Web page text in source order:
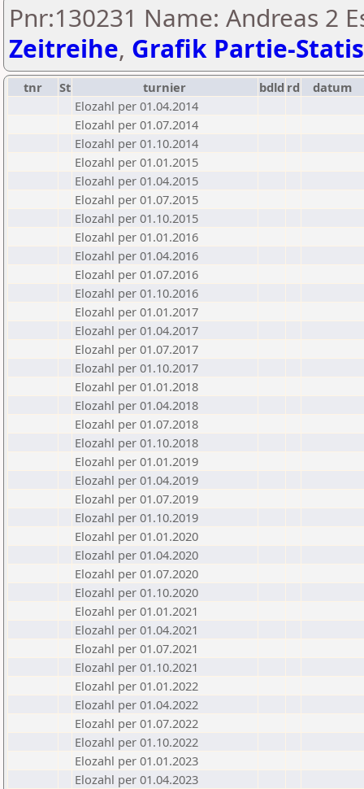
Pnr:130231 Name: Andreas 2
Zeitreihe, Grafik Partie-
tnr St turnier bdld rd
datum
Elozahl per 01.04.2014
Elozahl per 01.07.2014
Elozahl per 01.10.2014
Elozahl per 01.01.2015
Elozahl per 01.04.2015
Elozahl per 01.07.2015
Elozahl per 01.10.2015
Elozahl per 01.01.2016
Elozahl per 01.04.2016
Elozahl per 01.07.2016
Elozahl per 01.10.2016
Elozahl per 01.01.2017
Elozahl per 01.04.2017
Elozahl per 01.07.2017
Elozahl per 01.10.2017
Elozahl per 01.01.2018
Elozahl per 01.04.2018
Elozahl per 01.07.2018
Elozahl per 01.10.2018
Elozahl per 01.01.2019
Elozahl per 01.04.2019
Elozahl per 01.07.2019
Elozahl per 01.10.2019
Elozahl per 01.01.2020
Elozahl per 01.04.2020
Elozahl per 01.07.2020
Elozahl per 01.10.2020
Elozahl per 01.01.2021
Elozahl per 01.04.2021
Elozahl per 01.07.2021
Elozahl per 01.10.2021
Elozahl per 01.01.2022
Elozahl per 01.04.2022
Elozahl per 01.07.2022
Elozahl per 01.10.2022
Elozahl per 01.01.2023
Elozahl per 01.04.2023